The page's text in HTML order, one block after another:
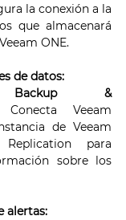
la conexión a la
que almacenará
ONE.
de datos:
Backup &
Conecta Veeam
de Veeam
para
sobre los
alertas: